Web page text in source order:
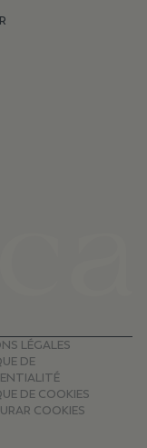
LÉGALES
DE
DE COOKIES
COOKIES